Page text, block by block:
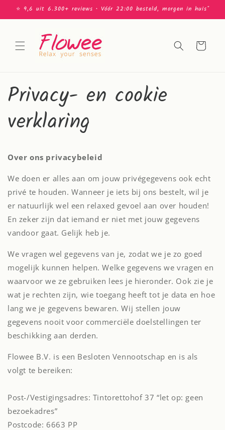
naar de
content
⭐️ 9,6 uit 6.300+ reviews • Vóór 22:00 besteld, morgen in huis*
Winkelwagen
Privacy- en cookie
verklaring
Over ons privacybeleid
We doen er alles aan om jouw privégegevens ook echt
privé te houden. Wanneer je iets bij ons bestelt, wil je
er natuurlijk wel een relaxed gevoel aan over houden!
En zeker zijn dat iemand er niet met jouw gegevens
vandoor gaat. Gelijk heb je.
We vragen wel gegevens van je, zodat we je zo goed
mogelijk kunnen helpen. Welke gegevens we vragen en
waarvoor we ze gebruiken lees je hieronder. Ook zie je
wat je rechten zijn, wie toegang heeft tot je data en hoe
lang we je gegevens bewaren. Wij stellen jouw
gegevens nooit voor commerciële doelstellingen ter
beschikking aan derden.
Flowee B.V. is een Besloten Vennootschap en is als
volgt te bereiken:
Post-/Vestigingsadres: Tintorettohof 37 “let op: geen
bezoekadres”
Postcode: 6663 PP